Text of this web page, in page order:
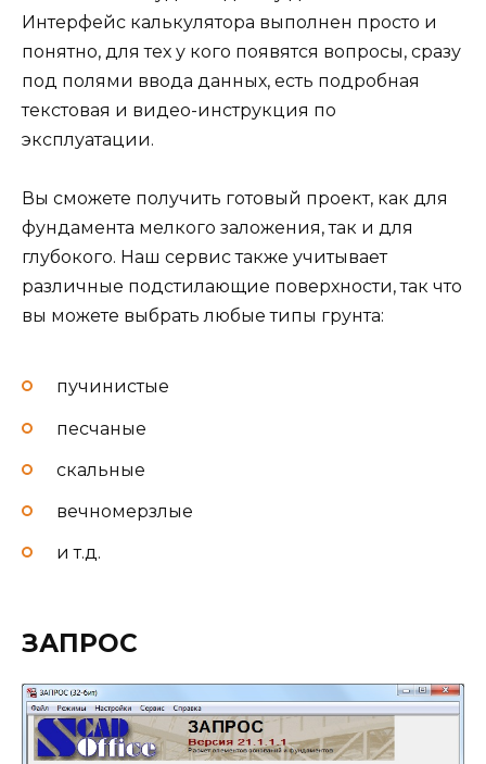
Интерфейс калькулятора выполнен просто и
понятно, для тех у кого появятся вопросы, сразу
под полями ввода данных, есть подробная
текстовая и видео-инструкция по
эксплуатации.
Вы сможете получить готовый проект, как для
фундамента мелкого заложения, так и для
глубокого. Наш сервис также учитывает
различные подстилающие поверхности, так что
вы можете выбрать любые типы грунта:
пучинистые
песчаные
скальные
вечномерзлые
и т.д.
ЗАПРОС